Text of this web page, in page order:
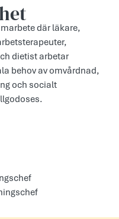
där läkare,
dietist arbetar
behov av omvårdnad,
och socialt